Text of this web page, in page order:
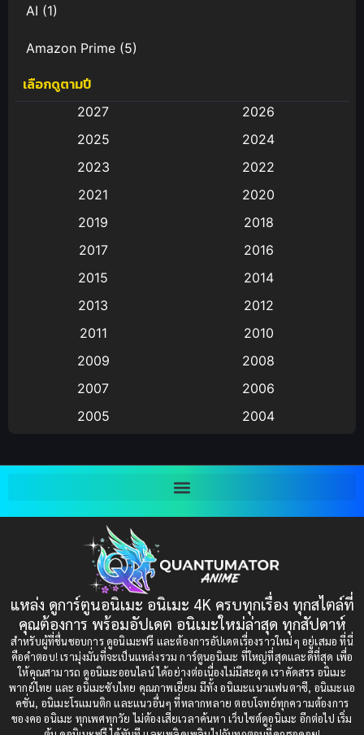
AI (1)
Amazon Prime (5)
Anal (ประตูหลัง)
Animation การ์ตูน
Animation อนิเมะ
Animation แอนิเมชัน
(9)
Big tits (นมใหญ่)
Bitch (ผู้หญิงร่าน)
Bondage (ทาส)(1)
(1)
Censored (เซ็นเซอร์)(19)
Comedy (ตลก)(235)
Comedy (ตลก)(85)
Comic Book การ์ตูน(1)
เลือกดูตามปี
2027
2026
2025
2024
2023
2022
2021
2020
2019
2018
2017
2016
2015
2014
2013
2012
2011
2010
2009
2008
2007
2006
2005
2004
1997
1993
1991
1989
1988
1987
1985
1984
1983
1982
1981
1980
1979
แหล่ง ดูการ์ตูนอนิเมะ อนิเมะ 4K ครบทุกเรื่อง ทุกสไตล์ที่
คุณต้องการ พร้อมอัปเดต อนิเมะใหม่ล่าสุด ทุกสัปดาห์
สำหรับผู้ที่ชื่นชอบการ ดูอนิเมะฟรี และต้องการอัปเดตเรื่องราวใหม่ๆ อยู่เสมอ ที่นี่
คือคำตอบ! เรามุ่งมั่นที่จะเป็นแหล่งรวม การ์ตูนอนิเมะ ที่ใหญ่ที่สุดและดีที่สุด เพื่อ
ให้คุณสามารถ ดูอนิเมะออนไลน์ ได้อย่างต่อเนื่องไม่มีสะดุด เราคัดสรร อนิเมะ
พากย์ไทย และ อนิเมะซับไทย คุณภาพเยี่ยม มีทั้ง อนิเมะแนวแฟนตาซี, อนิเมะแอ
คชั่น, อนิเมะโรแมนติก และแนวอื่นๆ ที่หลากหลาย ตอบโจทย์ทุกความต้องการ
ของคอ อนิเมะ ทุกเพศทุกวัย ไม่ต้องเสียเวลาค้นหา เว็บไซต์ดูอนิเมะ อีกต่อไป เริ่ม